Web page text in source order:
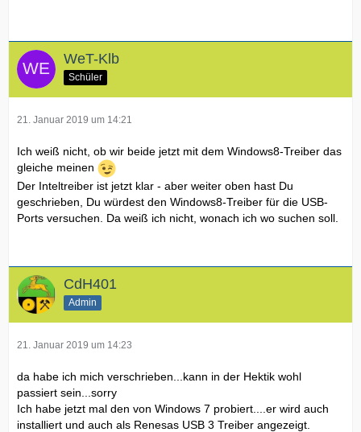
WeT-Klb
Schüler
21. Januar 2019 um 14:21
Ich weiß nicht, ob wir beide jetzt mit dem Windows8-Treiber das
gleiche meinen
Der Inteltreiber ist jetzt klar - aber weiter oben hast Du
geschrieben, Du würdest den Windows8-Treiber für die USB-
Ports versuchen. Da weiß ich nicht, wonach ich wo suchen soll.
CdH401
Admin
21. Januar 2019 um 14:23
da habe ich mich verschrieben...kann in der Hektik wohl
passiert sein...sorry
Ich habe jetzt mal den von Windows 7 probiert....er wird auch
installiert und auch als Renesas USB 3 Treiber angezeigt.